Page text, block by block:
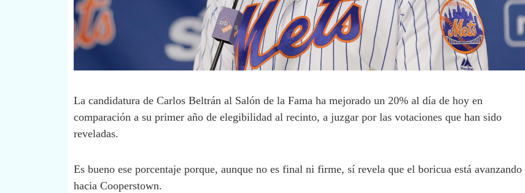
La candidatura de Carlos Beltránal Salón de la Fama ha mejorado un 20% al día de hoy en
comparación a su primer año de elegibilidad al recinto, a juzgar por las votaciones que han sido
reveladas.
Es bueno ese porcentaje porque, aunque no es final ni firme, sí revela que el boricua está avanzando
hacia Cooperstown.